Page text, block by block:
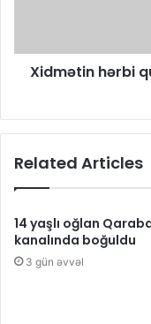
​Xidmətin hərbi
Related Articles
14 yaşlı oğlan
kanalında boğuldu
3 gün əvvəl